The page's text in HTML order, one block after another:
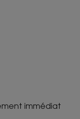
immédiat